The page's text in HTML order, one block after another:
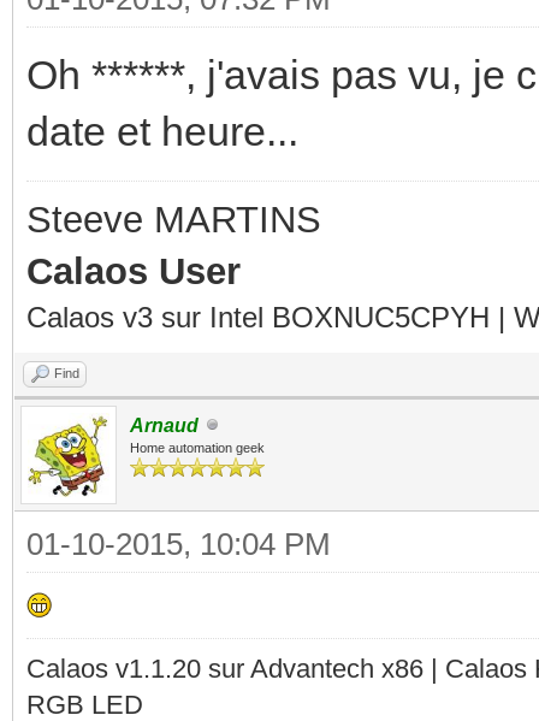
Oh ******, j'avais pas vu, je
date et heure...
Steeve MARTINS
Calaos User
Calaos v3 sur Intel BOXNUC5CPYH |
Find
Arnaud
Home automation geek
01-10-2015, 10:04 PM
Calaos v1.1.20 sur Advantech x86 |
RGB LED